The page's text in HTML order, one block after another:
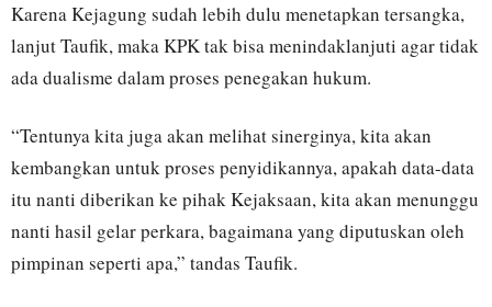
Karena Kejagung sudah lebih dulu menetapkan tersangka,
lanjut Taufik, maka KPK tak bisa menindaklanjuti agar tidak
ada dualisme dalam proses penegakan hukum.
“Tentunya kita juga akan melihat sinerginya, kita akan
kembangkan untuk proses penyidikannya, apakah data-data
itu nanti diberikan ke pihak Kejaksaan, kita akan menunggu
nanti hasil gelar perkara, bagaimana yang diputuskan oleh
pimpinan seperti apa,” tandas Taufik.